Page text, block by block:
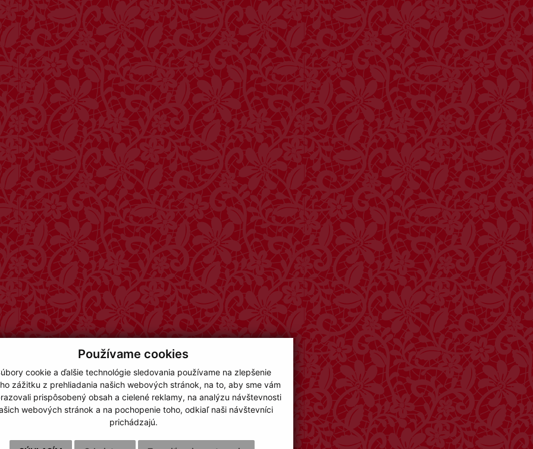
Používame cookies
cookie a ďalšie technológie sledovania používame na zlepšenie
zážitku z prehliadania našich webových stránok, na to, aby sme vám
prispôsobený obsah a cielené reklamy, na analýzu návštevnosti
webových stránok a na pochopenie toho, odkiaľ naši návštevníci
prichádzajú.